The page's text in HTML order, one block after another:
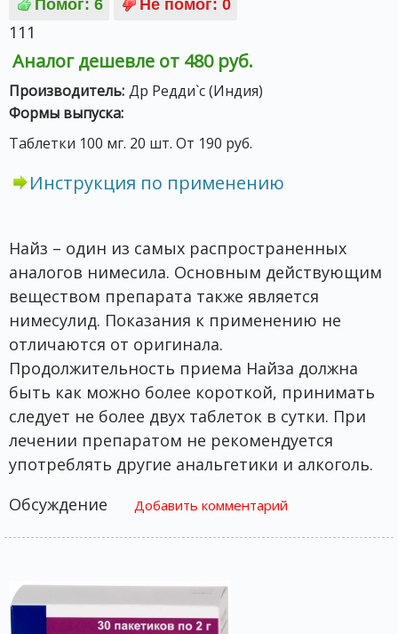
111
Аналог дешевле от 480 руб.
Производитель: Др Редди`с (Индия)
Формы выпуска:
Таблетки 100 мг. 20 шт. От 190 руб.
Инструкция по применению
Найз – один из самых распространенных
аналогов нимесила. Основным действующим
веществом препарата также является
нимесулид. Показания к применению не
отличаются от оригинала.
Продолжительность приема Найза должна
быть как можно более короткой, принимать
следует не более двух таблеток в сутки. При
лечении препаратом не рекомендуется
употреблять другие анальгетики и алкоголь.
Обсуждение
Добавить комментарий